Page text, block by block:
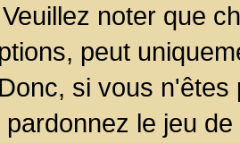
noter que
peut
si vous
le jeu